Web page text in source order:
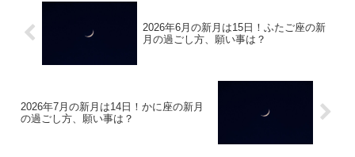
2026年6月の新月は15日！ふたご座の新
月の過ごし方、願い事は？
2026年7月の新月は14日！かに座の新月
の過ごし方、願い事は？